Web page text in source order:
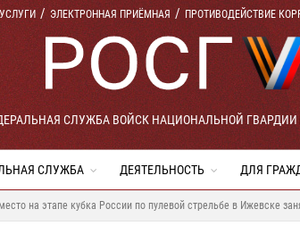
ЭЛЕКТРОННАЯ ПРИЁМНАЯ ПРОТИВОДЕЙСТВИЕ
СЛУЖБА ВОЙСК НАЦИОНАЛЬНОЙ
СЛУЖБА ДЕЯТЕЛЬНОСТЬ ДЛЯ
на этапе кубка России по пулевой стрельбе в Ижевске